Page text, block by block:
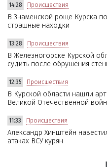
14:28 Происшествия
В Знаменской роще Курска
страшные находки
13:28 Происшествия
В Железногорске Курской
судить после обрушения
12:35 Происшествия
В Курской области нашли
Великой Отечественной
11:33 Происшествия
Александр Хинштейн
атаках ВСУ курян